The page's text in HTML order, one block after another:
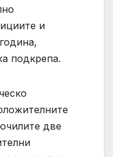
и
подкрепа.
две